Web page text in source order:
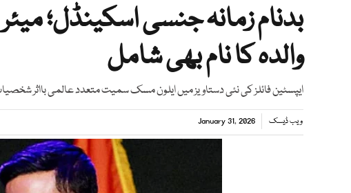
بدنام زمانہ جنسی اسکینڈل؛
والدہ کا نام بھی شامل
ایپسٹین فائلز کی نئی دستاویز میں ایلون مسک سمیت متعدد عالمی بااثر
ویب ڈیسک January 31, 2026